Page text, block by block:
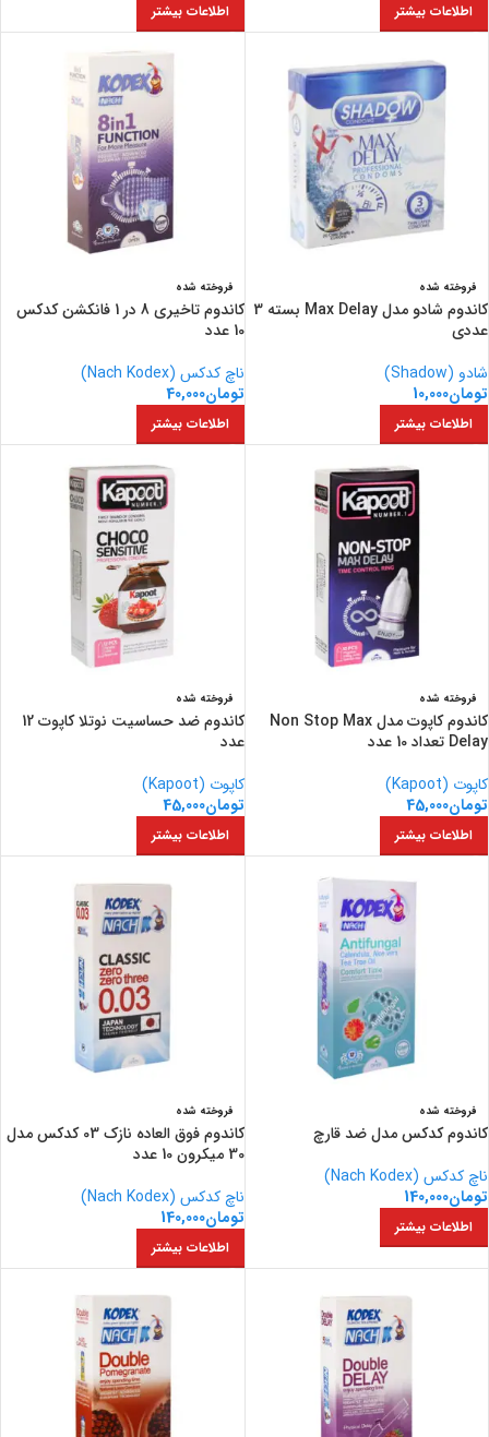
اطلاعات بیشتر اطلاعات بیشتر
فروخته شده
کاندوم شادو مدل Max Delay بسته 3
عددی
شادو (Shadow)
تومان10,000
اطلاعات بیشتر
فروخته شده
کاندوم تاخیری 8 در 1 فانکشن کدکس
10 عدد
ناچ کدکس (Nach Kodex)
تومان40,000
اطلاعات بیشتر
فروخته شده
کاندوم کاپوت مدل Non Stop Max
Delay تعداد 10 عدد
کاپوت (Kapoot)
تومان45,000
اطلاعات بیشتر
فروخته شده
کاندوم ضد حساسیت نوتلا کاپوت 12
عدد
کاپوت (Kapoot)
تومان45,000
اطلاعات بیشتر
فروخته شده
کاندوم کدکس مدل ضد قارچ
ناچ کدکس (Nach Kodex)
تومان140,000
اطلاعات بیشتر
فروخته شده
کاندوم فوق العاده نازک 03 کدکس مدل
30 میکرون 10 عدد
ناچ کدکس (Nach Kodex)
تومان140,000
اطلاعات بیشتر